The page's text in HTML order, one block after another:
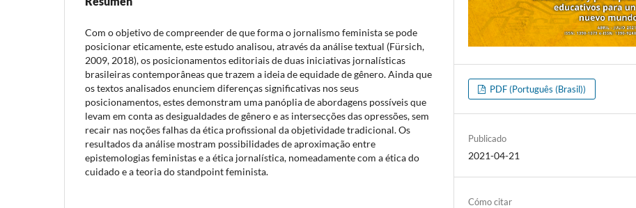
Com o objetivo de compreender de que forma o jornalismo feminista se pode
posicionar eticamente, este estudo analisou, através da análise textual (Fürsich,
2009, 2018), os posicionamentos editoriais de duas iniciativas jornalísticas
brasileiras contemporâneas que trazem a ideia de equidade de gênero. Ainda que
os textos analisados enunciem diferenças significativas nos seus
posicionamentos, estes demonstram uma panóplia de abordagens possíveis que
levam em conta as desigualdades de gênero e as intersecções das opressões, sem
recair nas noções falhas da ética profissional da objetividade tradicional. Os
resultados da análise mostram possibilidades de aproximação entre
epistemologias feministas e a ética jornalística, nomeadamente com a ética do
cuidado e a teoria do standpoint feminista.
PDF (Português (Brasil))
Publicado
2021-04-21
Cómo citar